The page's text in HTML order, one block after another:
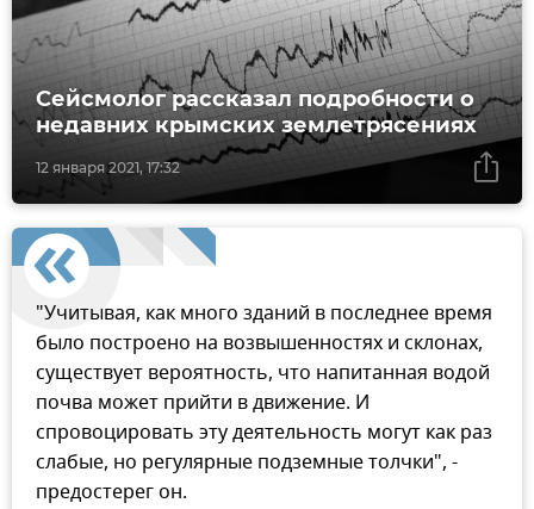
12 января 2021, 17:32
Сейсмолог рассказал подробности о
недавних крымских землетрясениях
"Учитывая, как много зданий в последнее время
было построено на возвышенностях и склонах,
существует вероятность, что напитанная водой
почва может прийти в движение. И
спровоцировать эту деятельность могут как раз
слабые, но регулярные подземные толчки", -
предостерег он.